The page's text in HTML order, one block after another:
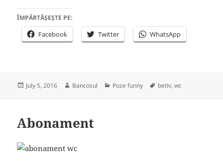
ÎMPĂRTĂȘEȘTE PE:
Facebook Twitter WhatsApp
Posted
July 5, 2016 Author
Bancosul Categories
Poze funny Tags
betiv,wc
Abonament